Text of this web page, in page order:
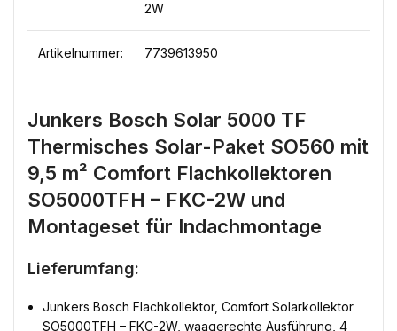
2W
Artikelnummer: 7739613950
Junkers Bosch Solar 5000 TF
Thermisches Solar-Paket SO560 mit
9,5 m² Comfort Flachkollektoren
SO5000TFH – FKC-2W und
Montageset für Indachmontage
Lieferumfang:
Junkers Bosch Flachkollektor, Comfort Solarkollektor
SO5000TFH – FKC-2W, waagerechte Ausführung, 4